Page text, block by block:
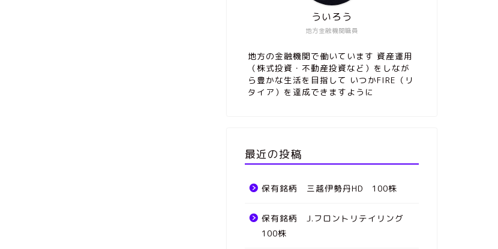
地方金融機関職員
ういろう
地方の金融機関で働いています 資産運用
（株式投資・不動産投資など）をしなが
ら豊かな生活を目指して いつかFIRE（リ
タイア）を達成できますように
最近の投稿
保有銘柄 三越伊勢丹HD 100株
保有銘柄 J.フロントリテイリング
100株